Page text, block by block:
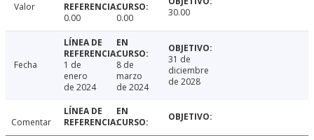
Valor
0.00
0.00 30.00
Fecha
1 de
enero
de 2024
8 de
marzo
de 2024
31 de
diciembre
de 2028
Comentar